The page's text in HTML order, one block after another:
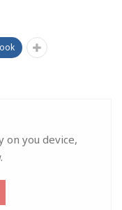
on you device,